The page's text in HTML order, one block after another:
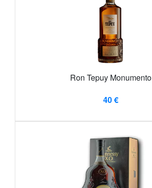
Ron Tepuy Monumento
40 €